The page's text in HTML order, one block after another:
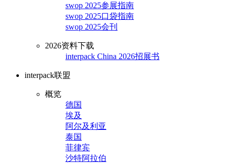
swop 2025参展指南
swop 2025口袋指南
swop 2025会刊
2026资料下载
interpack China 2026招展书
interpack联盟
概览
德国
埃及
阿尔及利亚
泰国
菲律宾
沙特阿拉伯